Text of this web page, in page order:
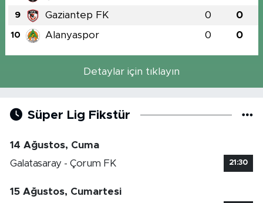
9 Gaziantep FK 0 0
10 Alanyaspor 0 0
Detaylar için tıklayın
Süper Lig Fikstür
14 Ağustos, Cuma
Galatasaray - Çorum FK
21:30
15 Ağustos, Cumartesi